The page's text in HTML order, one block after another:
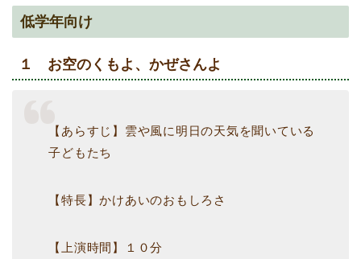
低学年向け
１ お空のくもよ、かぜさんよ
【あらすじ】雲や風に明日の天気を聞いている
子どもたち
【特長】かけあいのおもしろさ
【上演時間】１０分